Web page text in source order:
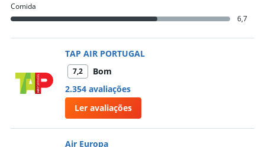
Comida
6,7
TAP AIR PORTUGAL
7,2
Bom
2.354 avaliações
Ler avaliações
Air Europa